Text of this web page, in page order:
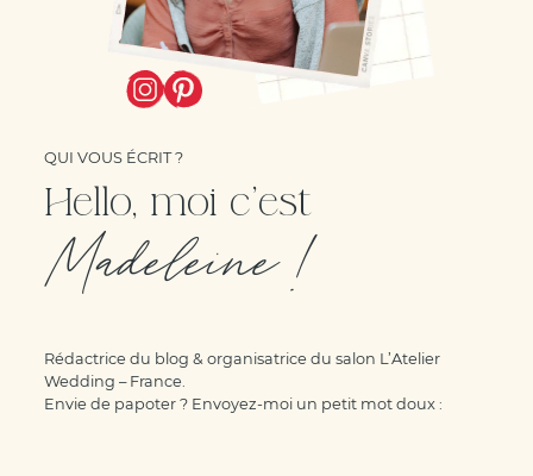
QUI VOUS ÉCRIT ?
Hello, moi c'est
Madeleine !
Rédactrice du blog & organisatrice du salon L’Atelier
Wedding – France.
Envie de papoter ? Envoyez-moi un petit mot doux :